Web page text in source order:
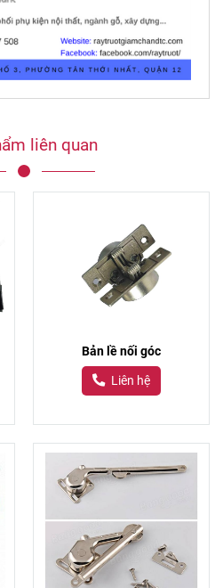
liên quan
Bản lề nối góc
Liên hệ